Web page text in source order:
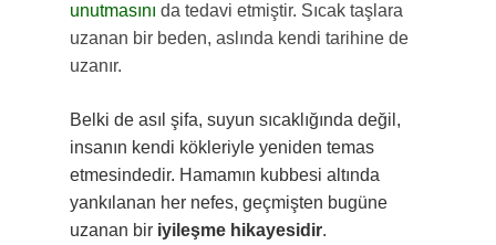
unutmasını da tedavi etmiştir. Sıcak taşlara
uzanan bir beden, aslında kendi tarihine de
uzanır.
Belki de asıl şifa, suyun sıcaklığında değil,
insanın kendi kökleriyle yeniden temas
etmesindedir. Hamamın kubbesi altında
yankılanan her nefes, geçmişten bugüne
uzanan bir iyileşme hikayesidir.